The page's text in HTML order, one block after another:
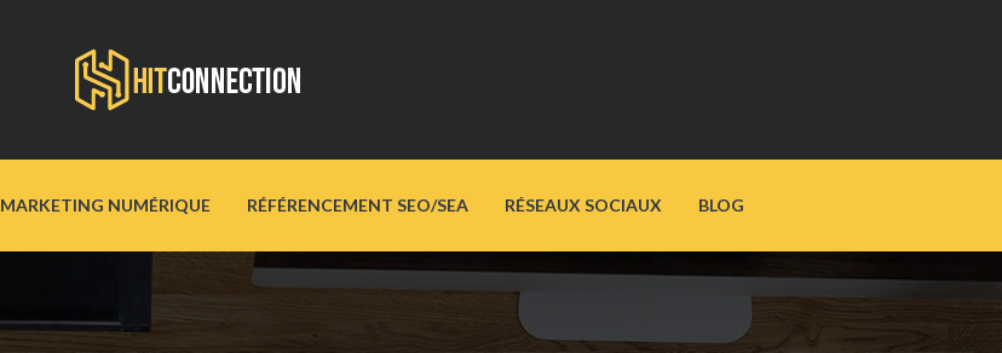
MARKETING NUMÉRIQUE RÉFÉRENCEMENT SEO/SEA RÉSEAUX SOCIAUX BLOG